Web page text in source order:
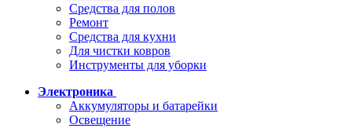
Средства для полов
Ремонт
Средства для кухни
Для чистки ковров
Инструменты для уборки
Электроника
Аккумуляторы и батарейки
Освещение